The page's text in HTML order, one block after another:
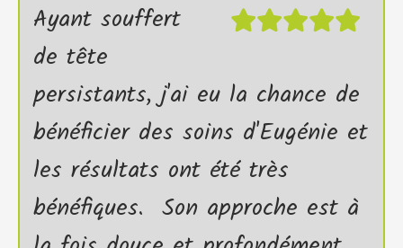
Ayant souffert
de tête
persistants, j'ai eu la chance de
bénéficier des soins d'Eugénie et
les résultats ont été très
bénéfiques. Son approche est à